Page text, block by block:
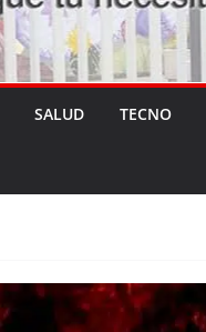
SALUD TECNO